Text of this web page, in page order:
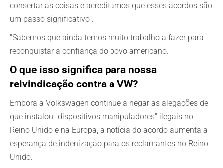
consertar as coisas e acreditamos que esses acordos são
um passo significativo".
"Sabemos que ainda temos muito trabalho a fazer para
reconquistar a confiança do povo americano.
O que isso significa para nossa
reivindicação contra a VW?
Embora a Volkswagen continue a negar as alegações de
que instalou "dispositivos manipuladores" ilegais no
Reino Unido e na Europa, a notícia do acordo aumenta a
esperança de indenização para os reclamantes no Reino
Unido.